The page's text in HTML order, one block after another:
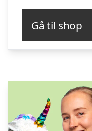
Gå til shop